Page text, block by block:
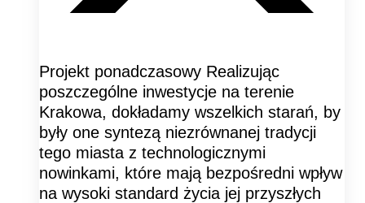
Projekt ponadczasowy Realizując
poszczególne inwestycje na terenie
Krakowa, dokładamy wszelkich starań, by
były one syntezą niezrównanej tradycji
tego miasta z technologicznymi
nowinkami, które mają bezpośredni wpływ
na wysoki standard życia jej przyszłych